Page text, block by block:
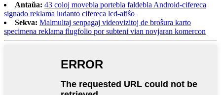
Antaŭa: 43 coloj movebla portebla faldebla Android-cifereca
signado reklama ludanto cifereca lcd-afiŝo
Sekva: Malmultaj senpagaj videovizitoj de broŝura karto
specimena reklama flugfolio por subteni vian novjaran komercon